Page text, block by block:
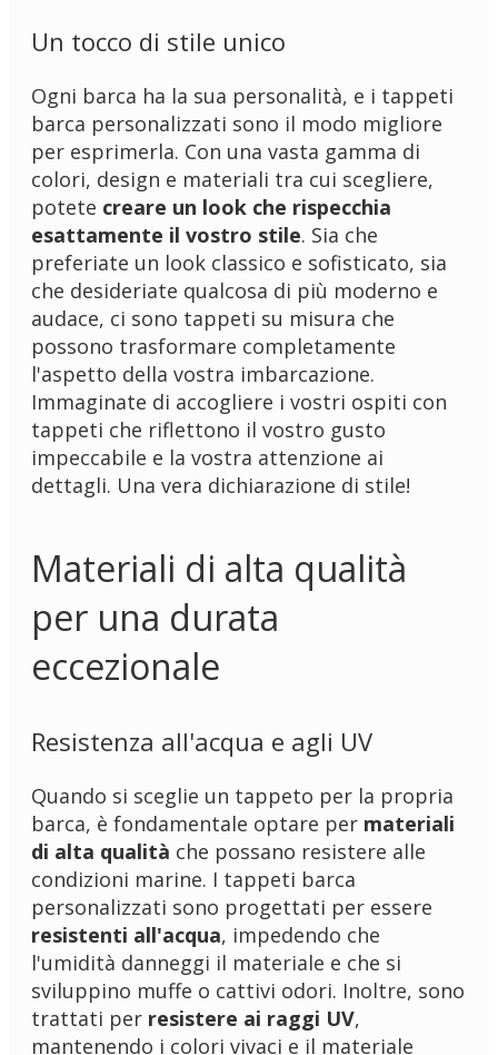
Un tocco di stile unico
Ogni barca ha la sua personalità, e i tappeti
barca personalizzati sono il modo migliore
per esprimerla. Con una vasta gamma di
colori, design e materiali tra cui scegliere,
potete creare un look che rispecchia
esattamente il vostro stile. Sia che
preferiate un look classico e sofisticato, sia
che desideriate qualcosa di più moderno e
audace, ci sono tappeti su misura che
possono trasformare completamente
l'aspetto della vostra imbarcazione.
Immaginate di accogliere i vostri ospiti con
tappeti che riflettono il vostro gusto
impeccabile e la vostra attenzione ai
dettagli. Una vera dichiarazione di stile!
Materiali di alta qualità
per una durata
eccezionale
Resistenza all'acqua e agli UV
Quando si sceglie un tappeto per la propria
barca, è fondamentale optare per materiali
di alta qualità che possano resistere alle
condizioni marine. I tappeti barca
personalizzati sono progettati per essere
resistenti all'acqua, impedendo che
l'umidità danneggi il materiale e che si
sviluppino muffe o cattivi odori. Inoltre, sono
trattati per resistere ai raggi UV,
mantenendo i colori vivaci e il materiale